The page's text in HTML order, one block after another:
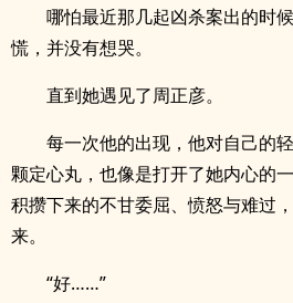
哪怕最近那几起凶杀案出的时
慌，并没有想哭。
直到她遇见了周正彦。
每一次他的出现，他对自己的
颗定心丸，也像是打开了她内心的
积攒下来的不甘委屈、愤怒与难过
来。
“好……”